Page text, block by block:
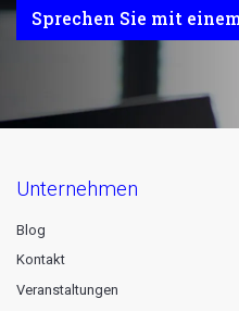
Sprechen Sie mit
unternehmen
Blog
Kontakt
Veranstaltungen